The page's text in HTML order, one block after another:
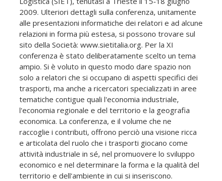
2009. Ulteriori dettagli sulla conferenza, unitamente
alle presentazioni informatiche dei relatori e ad alcune
relazioni in forma più estesa, si possono trovare sul
sito della Società: www.sietitalia.org. Per la XI
conferenza è stato deliberatamente scelto un tema
ampio. Si è voluto in questo modo dare spazio non
solo a relatori che si occupano di aspetti specifici dei
trasporti, ma anche a ricercatori specializzati in aree
tematiche contigue quali l'economia industriale,
l'economia regionale e del territorio e la geografia
economica. La conferenza, e il volume che ne
raccoglie i contributi, offrono perciò una visione ricca
e articolata del ruolo che i trasporti giocano come
attività industriale in sé, nel promuovere lo sviluppo
economico e nel determinare la forma e la qualità del
territorio e dell'ambiente in cui si inseriscono.